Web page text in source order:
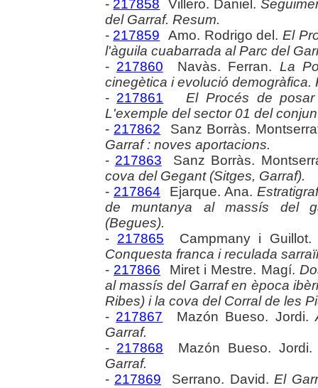
- 217858 Villero. Daniel.
del Garraf. Resum.
- 217859 Amo. Rodrigo del.El
l'àguila cuabarrada al Parc del
- 217860 Navàs. Ferran. La
cinegètica i evolució demogràfica.
- 217861
El Procés de
L'exemple del sector 01 del
- 217862 Sanz Borràs.
Garraf : noves aportacions.
- 217863 Sanz Borràs.
cova del Gegant (Sitges, Garraf).
- 217864 Ejarque. Ana.
de muntanya al massís del
(Begues).
- 217865 Campmany i
Conquesta franca i reculada
- 217866 Miret i Mestre. Magí.
al massís del Garraf en època
Ribes) i la cova del Corral de les
- 217867 Mazón Bueso. Jordi.
Garraf.
- 217868 Mazón Bueso.
Garraf.
- 217869 Serrano. David.El